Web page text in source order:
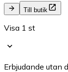
Till butik
Visa 1 st
Erbjudande utan